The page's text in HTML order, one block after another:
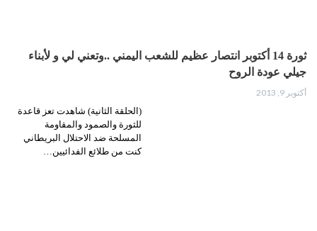
ثورة 14 أكتوبر انتصار عظيم للشعب اليمني ..وتعني لي و لأبناء
جيلي عودة الروح
أكتوبر 9, 2013
(الحلقة الثانية) شاهدت تعز قاعدة
للثورة والصمود والمقاومة
المسلحة ضد الاحتلال البريطاني
كنت من طلائع الفدائيين…